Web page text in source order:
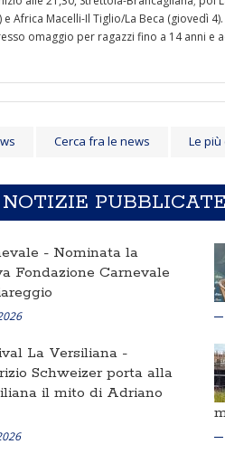
Africa Macelli-Il Tiglio/La Beca (giovedì
omaggio per ragazzi fino a 14 anni
Cerca fra le news Le
PUBBLICATE
- Nominata la
Fondazione Carnevale
La Versiliana -
Schweizer porta alla
il mito di Adriano